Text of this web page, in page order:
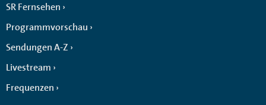
SR Fernsehen
Programmvorschau
Sendungen A-Z
Livestream
Frequenzen